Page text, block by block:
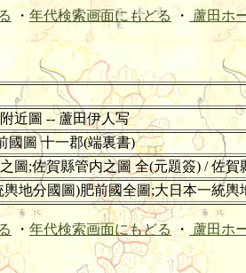
・ 年代検索画面にもどる・ 蘆田ホ
近圖 -- 蘆田伊人写
國圖 十一郡(端裏書)
圖;佐賀縣管内之圖 全(元題簽) / 佐賀
地分國圖)肥前國全圖;大日本一統
・ 年代検索画面にもどる・ 蘆田ホ